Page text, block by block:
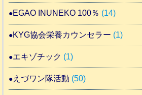
EGAO INUNEKO 100％ (14)
KYG協会栄養カウンセラー (1)
エキゾチック (1)
えづワン隊活動 (50)